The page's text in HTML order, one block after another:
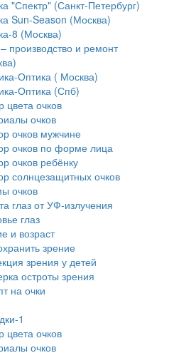
"Спектр" (Санкт-Петербург)
Sun-Season (Москва)
8 (Москва)
производство и ремонт
Оптика ( Москва)
Оптика (Спб)
цвета очков
очков
очков мужчине
очков по форме лица
очков ребёнку
солнцезащитных очков
очков
глаз от УФ-излучения
глаз
и возраст
зрение
зрения у детей
остроты зрения
на очки
1
цвета очков
очков